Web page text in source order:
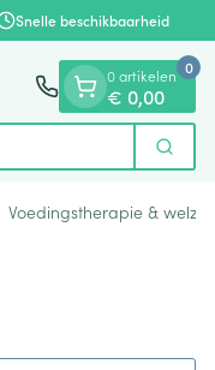
Snelle beschikbaarheid
Zoek
0 artikelen
€ 0,00
0
Voedingstherapie & welzijn